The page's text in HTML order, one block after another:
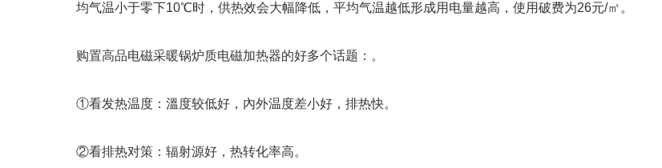
均气温小于零下10℃时，供热效会大幅降低，平均气温越低形成用电量越高，使用破费为26元/㎡。
购置高品电磁采暖锅炉质电磁加热器的好多个话题：。
①看发热温度：溫度较低好，內外温度差小好，排热快。
②看排热对策：辐射源好，热转化率高。